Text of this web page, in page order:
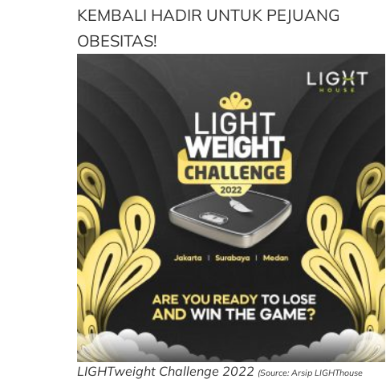
KEMBALI HADIR UNTUK PEJUANG
OBESITAS!
LIGHTweight Challenge 2022 (Source: Arsip LIGHThouse